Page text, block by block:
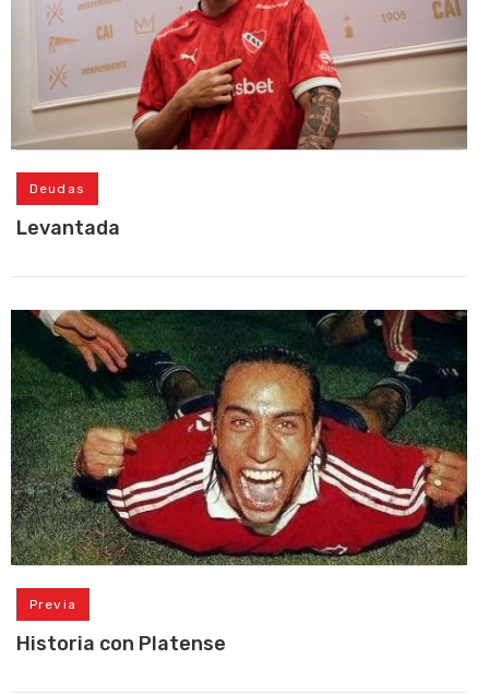
Deudas
Levantada
Previa
Historia con Platense